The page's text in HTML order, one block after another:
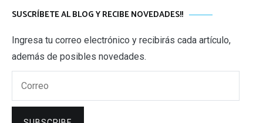
SUSCRÍBETE AL BLOG Y RECIBE NOVEDADES!!
Ingresa tu correo electrónico y recibirás cada artículo,
además de posibles novedades.